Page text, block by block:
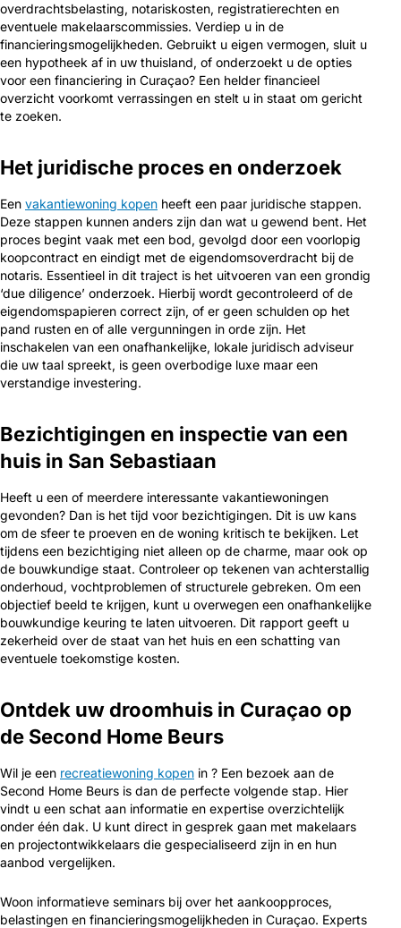
overdrachtsbelasting, notariskosten, registratierechten en
eventuele makelaarscommissies. Verdiep u in de
financieringsmogelijkheden. Gebruikt u eigen vermogen, sluit u
een hypotheek af in uw thuisland, of onderzoekt u de opties
voor een financiering in Curaçao? Een helder financieel
overzicht voorkomt verrassingen en stelt u in staat om gericht
te zoeken.
Het juridische proces en onderzoek
Een vakantiewoning kopen heeft een paar juridische stappen.
Deze stappen kunnen anders zijn dan wat u gewend bent. Het
proces begint vaak met een bod, gevolgd door een voorlopig
koopcontract en eindigt met de eigendomsoverdracht bij de
notaris. Essentieel in dit traject is het uitvoeren van een grondig
‘due diligence’ onderzoek. Hierbij wordt gecontroleerd of de
eigendomspapieren correct zijn, of er geen schulden op het
pand rusten en of alle vergunningen in orde zijn. Het
inschakelen van een onafhankelijke, lokale juridisch adviseur
die uw taal spreekt, is geen overbodige luxe maar een
verstandige investering.
Bezichtigingen en inspectie van een
huis in San Sebastiaan
Heeft u een of meerdere interessante vakantiewoningen
gevonden? Dan is het tijd voor bezichtigingen. Dit is uw kans
om de sfeer te proeven en de woning kritisch te bekijken. Let
tijdens een bezichtiging niet alleen op de charme, maar ook op
de bouwkundige staat. Controleer op tekenen van achterstallig
onderhoud, vochtproblemen of structurele gebreken. Om een
objectief beeld te krijgen, kunt u overwegen een onafhankelijke
bouwkundige keuring te laten uitvoeren. Dit rapport geeft u
zekerheid over de staat van het huis en een schatting van
eventuele toekomstige kosten.
Ontdek uw droomhuis in Curaçao op
de Second Home Beurs
Wil je een recreatiewoning kopen in ? Een bezoek aan de
Second Home Beurs is dan de perfecte volgende stap. Hier
vindt u een schat aan informatie en expertise overzichtelijk
onder één dak. U kunt direct in gesprek gaan met makelaars
en projectontwikkelaars die gespecialiseerd zijn in en hun
aanbod vergelijken.
Woon informatieve seminars bij over het aankoopproces,
belastingen en financieringsmogelijkheden in Curaçao. Experts